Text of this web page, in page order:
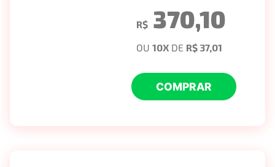
R$ 370,10
OU 10XDE R$ 37,01
COMPRAR